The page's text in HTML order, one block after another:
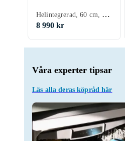
Våra experter tipsar
Läs alla deras köpråd här
Helintegrerad, 60 cm, 46 dB, E
8 990 kr